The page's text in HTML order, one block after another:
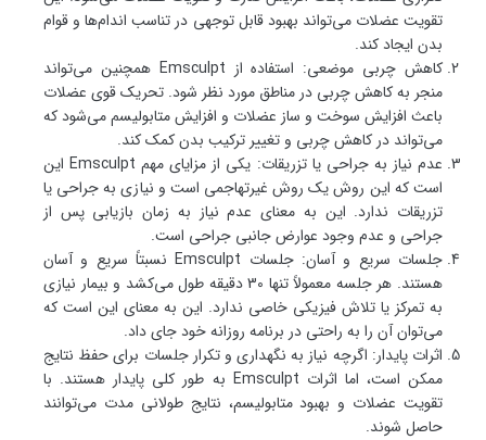
تقویت عضلات می‌تواند بهبود قابل توجهی در تناسب اندام‌ها و قوام
بدن ایجاد کند.
کاهش چربی موضعی: استفاده از Emsculpt همچنین می‌تواند
منجر به کاهش چربی در مناطق مورد نظر شود. تحریک قوی عضلات
باعث افزایش سوخت و ساز عضلات و افزایش متابولیسم می‌شود که
می‌تواند در کاهش چربی و تغییر ترکیب بدن کمک کند.
عدم نیاز به جراحی یا تزریقات: یکی از مزایای مهم Emsculpt این
است که این روش یک روش غیرتهاجمی است و نیازی به جراحی یا
تزریقات ندارد. این به معنای عدم نیاز به زمان بازیابی پس از
جراحی و عدم وجود عوارض جانبی جراحی است.
جلسات سریع و آسان: جلسات Emsculpt نسبتاً سریع و آسان
هستند. هر جلسه معمولاً تنها 30 دقیقه طول می‌کشد و بیمار نیازی
به تمرکز یا تلاش فیزیکی خاصی ندارد. این به معنای این است که
می‌توان آن را به راحتی در برنامه روزانه خود جای داد.
اثرات پایدار: اگرچه نیاز به نگهداری و تکرار جلسات برای حفظ نتایج
ممکن است، اما اثرات Emsculpt به طور کلی پایدار هستند. با
تقویت عضلات و بهبود متابولیسم، نتایج طولانی مدت می‌توانند
حاصل شوند.